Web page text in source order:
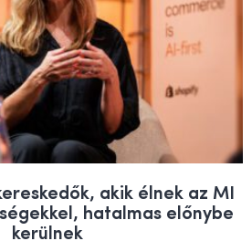
akik élnek az MI
hatalmas előnybe
kerülnek